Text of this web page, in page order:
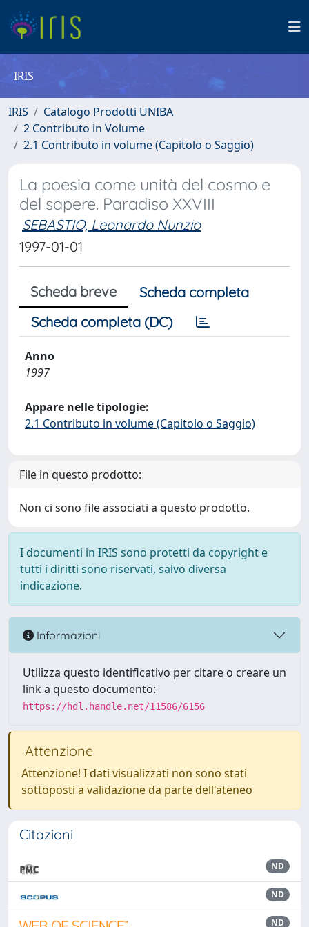
IRIS
IRIS
Catalogo Prodotti UNIBA
2 Contributo in Volume
2.1 Contributo in volume (Capitolo o Saggio)
La poesia come unità del cosmo e
del sapere. Paradiso XXVIII
SEBASTIO, Leonardo Nunzio
1997-01-01
Scheda breve
Scheda completa
Scheda completa (DC)
Anno
1997
Appare nelle tipologie:
2.1 Contributo in volume (Capitolo o Saggio)
File in questo prodotto:
Non ci sono file associati a questo prodotto.
I documenti in IRIS sono protetti da copyright e
tutti i diritti sono riservati, salvo diversa
indicazione.
Informazioni
Utilizza questo identificativo per citare o creare un
link a questo documento:
https://hdl.handle.net/11586/6156
Attenzione
Attenzione! I dati visualizzati non sono stati
sottoposti a validazione da parte dell'ateneo
Citazioni
ND
ND
ND